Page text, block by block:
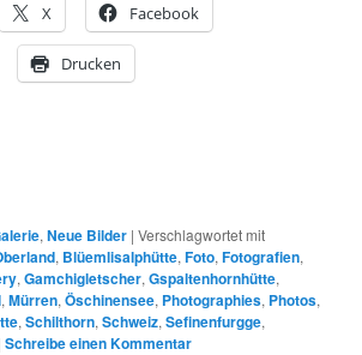
X Facebook
Drucken
,Neue Bilder |Verschlagwortet mit
, Blüemlisalphütte,Foto,Fotografien,
,Gamchigletscher,Gspaltenhornhütte,
,Mürren,Öschinensee, Photographies, Photos,
,Schilthorn,Schweiz,Sefinenfurgge,
|Schreibe einen Kommentar